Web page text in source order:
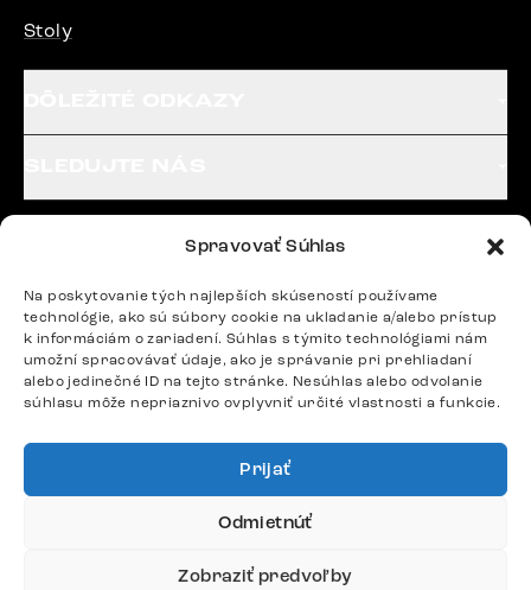
Spravovať Súhlas
Na poskytovanie tých najlepších skúseností používame
technológie, ako sú súbory cookie na ukladanie a/alebo prístup
k informáciám o zariadení. Súhlas s týmito technológiami nám
umožní spracovávať údaje, ako je správanie pri prehliadaní
alebo jedinečné ID na tejto stránke. Nesúhlas alebo odvolanie
súhlasu môže nepriaznivo ovplyvniť určité vlastnosti a funkcie.
Prijať
Odmietnúť
Zobraziť predvoľby
Stoly
Potrebujete radu? Ozvite sa.
+420 770 313 313
Po – Pia: 9:00 – 17:00
podpora@delife-shop.sk
Odpovedáme do 24 hodín.